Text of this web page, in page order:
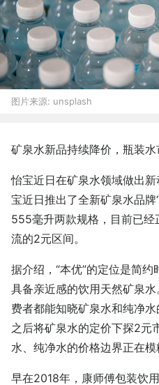
图片来源: unsplash
矿泉水新品持续降价，瓶装水
怡宝近日在矿泉水领域做出
宝近日推出了全新矿泉水品
555毫升两款规格，目前已
流的2元区间。
据介绍，“本优”的定位是简
具备亲近感的饮用天然矿泉
费者都能知晓矿泉水和纯净
之后将矿泉水的定价下探2元
水、纯净水的价格边界正在模
早在2018年，康师傅包装饮